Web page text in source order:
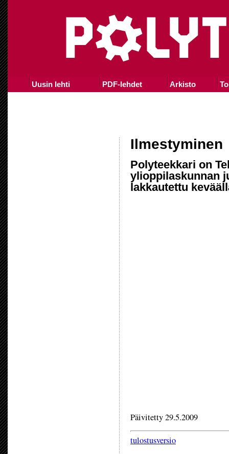
Uusin lehti PDF-lehdet Arkisto
Ilmestyminen
Polyteekkari on
ylioppilaskunnan
lakkautettu
Päivitetty 29.5.2009
tulostusversio